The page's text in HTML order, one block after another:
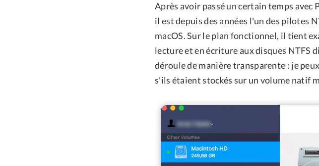
Après avoir passé un certain temps avec
il est depuis des années l'un des pilotes
macOS. Sur le plan fonctionnel, il tient
lecture et en écriture aux disques NTFS
déroule de manière transparente : je
s'ils étaient stockés sur un volume natif